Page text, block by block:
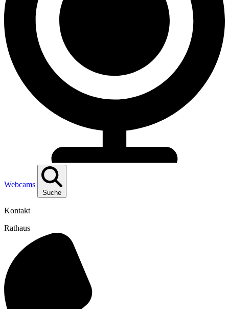
Webcams
Suche
Kontakt
Rathaus